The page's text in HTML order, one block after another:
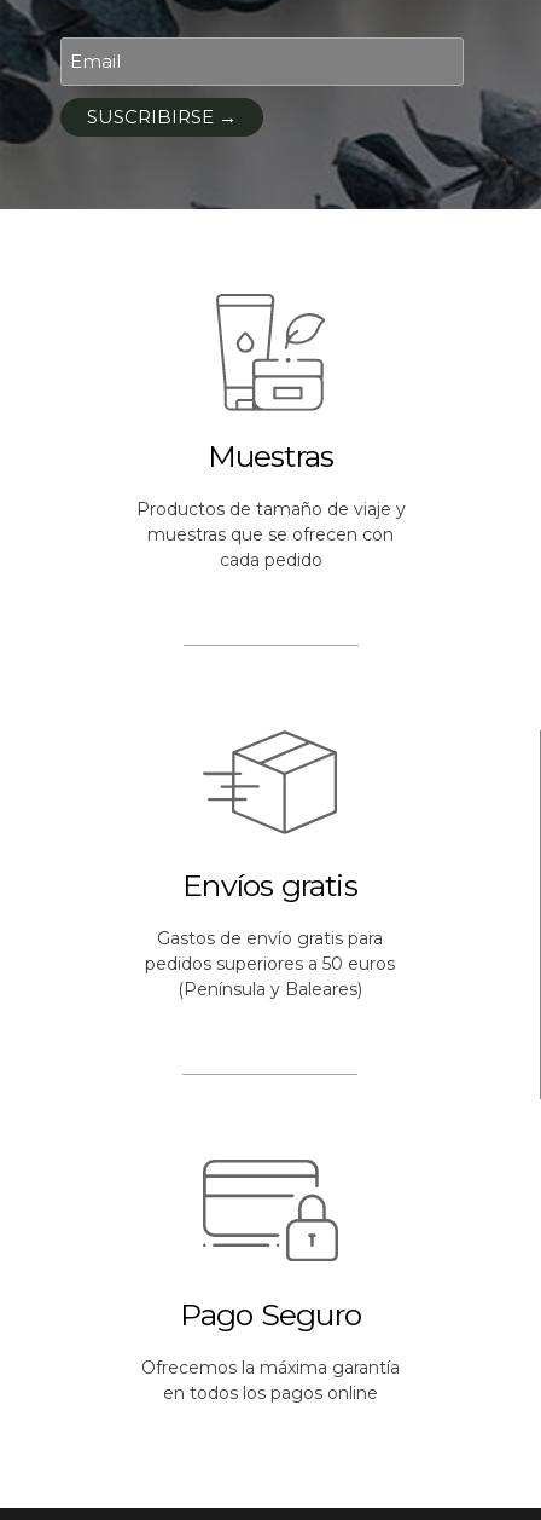
Muestras
Productos de tamaño de viaje y
muestras que se ofrecen con
cada pedido
Envíos gratis
Gastos de envío gratis para
pedidos superiores a 50 euros
(Península y Baleares)
Pago Seguro
Ofrecemos la máxima garantía
en todos los pagos online